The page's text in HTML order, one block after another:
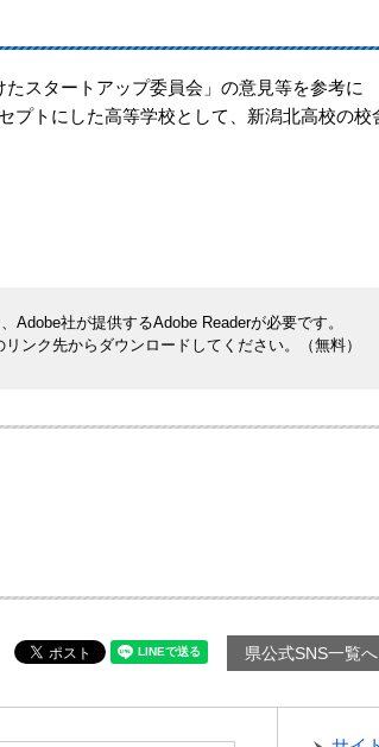
スタートアップ委員会」の意見等を参考に
プトにした高等学校として、新潟北高校の校
Adobe社が提供するAdobe Readerが必要です。
ンク先からダウンロードしてください。（無料）
県公式SNS一覧へ